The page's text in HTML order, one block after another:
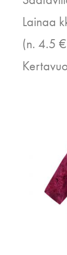
Lainaa
(n. 4.5